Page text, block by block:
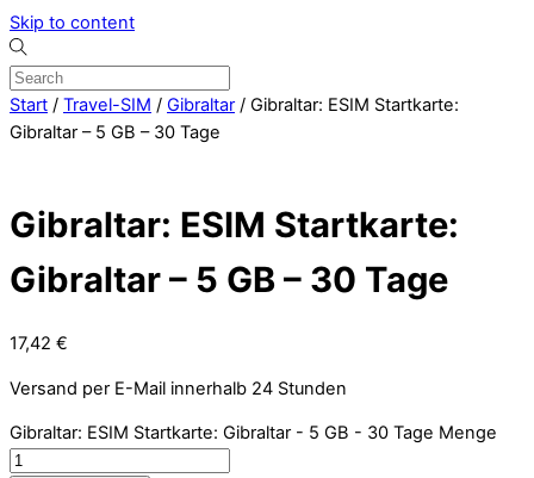
Skip to content
Start / Travel-SIM / Gibraltar / Gibraltar: ESIM Startkarte:
Gibraltar – 5 GB – 30 Tage
Gibraltar: ESIM Startkarte:
Gibraltar – 5 GB – 30 Tage
17,42 €
Versand per E-Mail innerhalb 24 Stunden
Gibraltar: ESIM Startkarte: Gibraltar - 5 GB - 30 Tage Menge